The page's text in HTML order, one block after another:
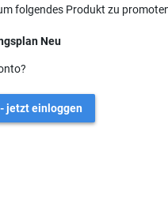
folgendes Produkt zu
Neu
jetzt einloggen